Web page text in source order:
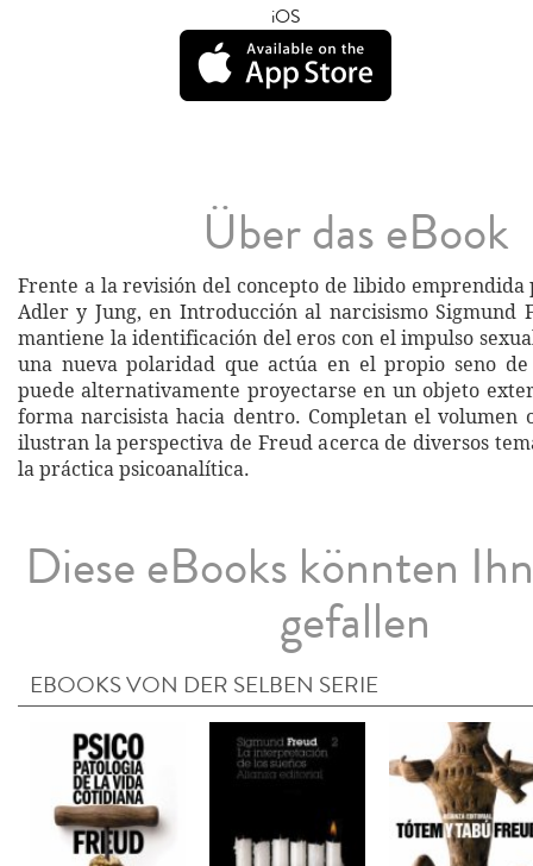
iOS
Über das eBook
Frente a la revisión del concepto de libido emprendida
Adler y Jung, en Introducción al narcisismo Sigmund
mantiene la identificación del eros con el impulso
una nueva polaridad que actúa en el propio seno
puede alternativamente proyectarse en un objeto
forma narcisista hacia dentro. Completan el volumen
ilustran la perspectiva de Freud acerca de diversos
la práctica psicoanalítica.
Diese eBooks könnten
gefallen
EBOOKS VON DER SELBEN SERIE